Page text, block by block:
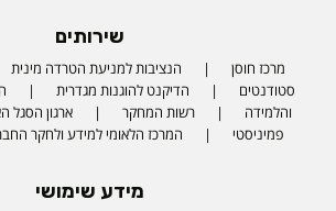
שירותים
מרכז חוסן הנציבות למניעת הטרדה מינית
סטודנטים
הדיקנט להוגנות מגדרית
והלמידה
רשות המחקר ארגון הסגל
פמיניסטי
המרכז הלאומי למידע ולחקר
מידע שימושי